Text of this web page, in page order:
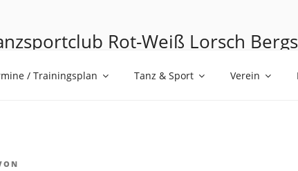
Rot-Weiß Lorsch
/ Trainingsplan Tanz & Sport Verein